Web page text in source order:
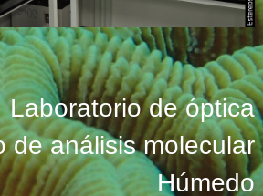
Laboratorio de óptica
de análisis molecular
Húmedo